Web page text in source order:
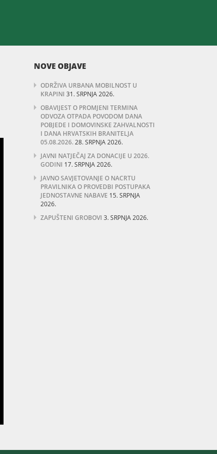
NOVE OBJAVE
ODRŽIVA URBANA MOBILNOST U
KRAPINI 31. SRPNJA 2026.
OBAVIJEST O PROMJENI TERMINA
ODVOZA OTPADA POVODOM DANA
POBJEDE I DOMOVINSKE ZAHVALNOSTI
I DANA HRVATSKIH BRANITELJA
05.08.2026.28. SRPNJA 2026.
JAVNI NATJEČAJ ZA DONACIJE U 2026.
GODINI 17. SRPNJA 2026.
JAVNO SAVJETOVANJE O NACRTU
PRAVILNIKA O PROVEDBI POSTUPAKA
JEDNOSTAVNE NABAVE 15. SRPNJA
2026.
ZAPUŠTENI GROBOVI 3. SRPNJA 2026.